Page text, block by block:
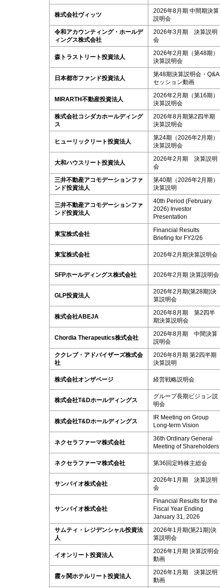
株式会社ヴィッツ
2026年8月期 中間期決算
説明会
令和アカウンティング・ホールデ
ィングス株式会社
2026年3月期 決算説明
会
森トラストリート投資法人
2026年2月期（第48期）
決算説明会
日本都市ファンド投資法人
第48期決算説明会・Q&A
セッション動画
MIRARTH不動産投資法人
2026年2月期（第16期）
決算説明会
株式会社コシダカホールディング
ス
2026年8月期第2四半期
決算説明会
ヒューリックリート投資法人
第24期（2026年2月期）
決算説明会
大和ハウスリート投資法人
2026年2月期 決算説明
会
三井不動産アコモデーションファ
ンド投資法人
第40期（2026年2月期）
決算説明
三井不動産アコモデーションファ
ンド投資法人
40th Period (February
2026) Investor
Presentation
東宝株式会社
Financial Results
Briefing for FY2/26
東宝株式会社 2026年2月期決算説明会
SFPホールディングス株式会社 2026年2月期 決算説明会
GLP投資法人
2026年2月期(第28期)決
算説明会
株式会社ABEJA
2026年8月期 第2四半
期決算説明会
Chordia Therapeutics株式会社
2026年8月期 中間決算
説明会
ククレブ・アドバイザーズ株式会
社
2026年8月期 第2四半期
決算説明
株式会社オンザページ 経営戦略説明会
株式会社T&Dホールディングス
グループ長期ビジョン説
明会
株式会社T&Dホールディングス
IR Meeting on Group
Long-term Vision
ネクセラファーマ株式会社
36th Ordinary General
Meeting of Shareholders
ネクセラファーマ株式会社 第36回定時株主総会
サンバイオ株式会社
2026年1月期 決算説明
会
サンバイオ株式会社
Financial Results for the
Fiscal Year Ending
January 31, 2026
サムティ・レジデンシャル投資法
人
2026年1月期(第21期)決
算説明会
イオンリート投資法人
2026年1月期 決算説明会
動画
霞ヶ関ホテルリート投資法人
2026年1月期 決算説明
動画